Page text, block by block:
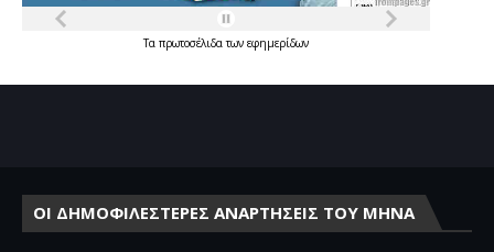
Τα πρωτοσέλιδατων εφημερίδων
ΟΙ ΔΗΜΟΦΙΛΕΣΤΕΡΕΣ ΑΝΑΡΤΗΣΕΙΣ ΤΟΥ ΜΗΝΑ